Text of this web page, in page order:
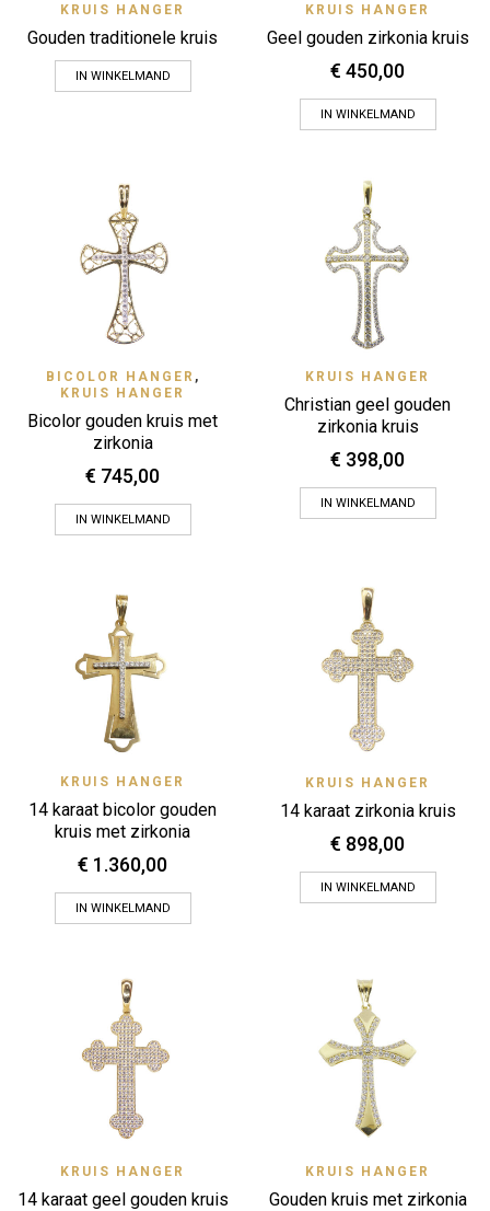
KRUIS HANGER
Gouden traditionele kruis
IN WINKELMAND
KRUIS HANGER
Geel gouden zirkonia kruis
€ 450,00
IN WINKELMAND
BICOLOR HANGER ,
KRUIS HANGER
Bicolor gouden kruis met
zirkonia
€ 745,00
IN WINKELMAND
KRUIS HANGER
Christian geel gouden
zirkonia kruis
€ 398,00
IN WINKELMAND
KRUIS HANGER
14 karaat bicolor gouden
kruis met zirkonia
€ 1.360,00
IN WINKELMAND
KRUIS HANGER
14 karaat zirkonia kruis
€ 898,00
IN WINKELMAND
KRUIS HANGER
14 karaat geel gouden kruis
KRUIS HANGER
Gouden kruis met zirkonia